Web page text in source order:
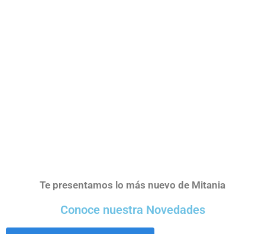
Te presentamos lo más nuevo de Mitania
Conoce nuestra Novedades